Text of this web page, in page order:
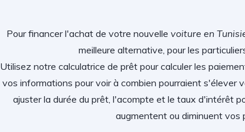
Pour financer l'achat de votre nouvelle voiture en
meilleure alternative, pour les
Utilisez notre calculatrice de prêt pour calculer les
vos informations pour voir à combien pourraient s'élever
ajuster la durée du prêt, l'acompte et le taux d'intérêt
augmentent ou diminuent vos